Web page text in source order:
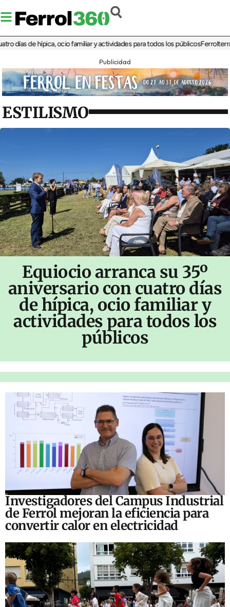
de hípica, ocio familiar y actividades para todos los públicosFerrolterra
Publicidad
ESTILISMO
Equiocio arranca su 35º
aniversario con cuatro días
de hípica, ocio familiar y
actividades para todos los
públicos
Investigadores del Campus Industrial
de Ferrol mejoran la eficiencia para
convertir calor en electricidad